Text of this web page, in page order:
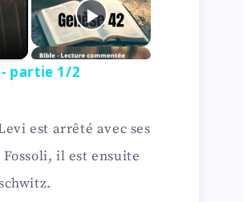
partie 1/2
est arrêté avec ses
il est ensuite